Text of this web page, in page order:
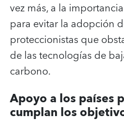
vez más, a la
para evitar la adopción
proteccionistas que
de las tecnologías de
carbono.
Apoyo a los países
cumplan los